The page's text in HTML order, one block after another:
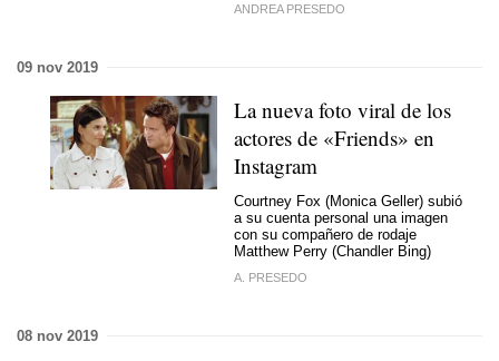
ANDREA PRESEDO
09 nov 2019
La nueva foto viral de los
actores de «Friends» en
Instagram
Courtney Fox (Monica Geller) subió
a su cuenta personal una imagen
con su compañero de rodaje
Matthew Perry (Chandler Bing)
A. PRESEDO
08 nov 2019